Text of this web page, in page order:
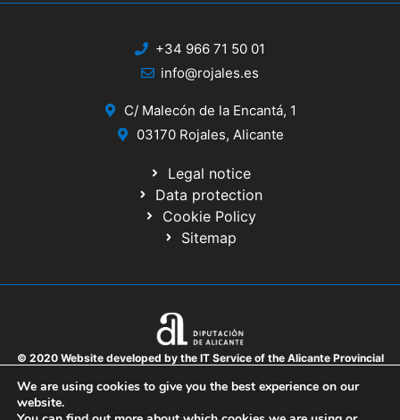
+34 966 71 50 01
info@rojales.es
C/ Malecón de la Encantá, 1
03170 Rojales, Alicante
Legal notice
Data protection
Cookie Policy
Sitemap
© 2020 Website developed by the IT Service of the Alicante Provincial
We are using cookies to give you the best experience on our
website.